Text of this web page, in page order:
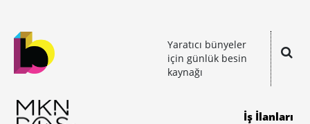
Yaratıcı bünyeler
için günlük besin
kaynağı
İş İlanları